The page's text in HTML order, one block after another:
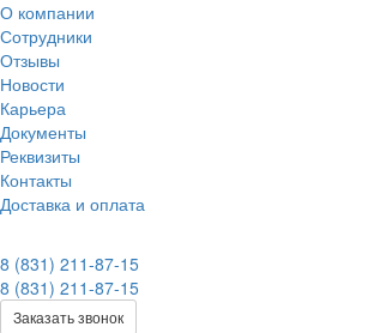
О компании
Сотрудники
Отзывы
Новости
Карьера
Документы
Реквизиты
Контакты
Доставка и оплата
8 (831) 211-87-15
8 (831) 211-87-15
Заказать звонок